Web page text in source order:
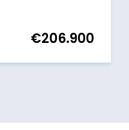
€206.900